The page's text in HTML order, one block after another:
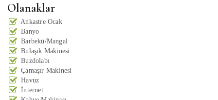
Olanaklar
Ankastre Ocak
Banyo
Barbekü/Mangal
Bulaşık Makinesi
Buzdolabı
Çamaşır Makinesi
Havuz
İnternet